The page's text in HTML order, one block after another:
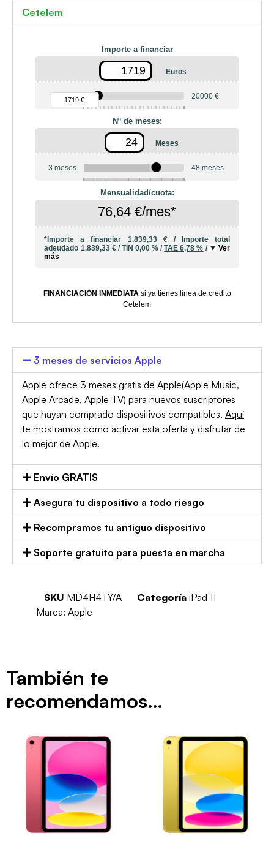
Cetelem
Importe a financiar
Euros
90 €
1719 € 20000 €
Nº de meses:
Meses
3 meses 48 meses
Mensualidad/cuota:
76,64 €/mes*
*Importe a financiar 1.839,33 € /
Importe total
adeudado 1.839,33 €/TIN 0,00 % /TAE6,78 % /
Ver
más
FINANCIACIÓN INMEDIATAsi ya tienes línea de crédito
Cetelem
3 meses de servicios Apple
Apple ofrece 3 meses gratis de Apple(Apple Music,
Apple Arcade, Apple TV) para nuevos suscriptores
que hayan comprado dispositivos compatibles. Aquí
te mostramos cómo activar esta oferta y disfrutar de
lo mejor de Apple.
Envío GRATIS
Asegura tu dispositivo a todo riesgo
Recompramos tu antiguo dispositivo
Soporte gratuito para puesta en marcha
SKU MD4H4TY/A Categoría iPad 11
Marca:Apple
También te
recomendamos…